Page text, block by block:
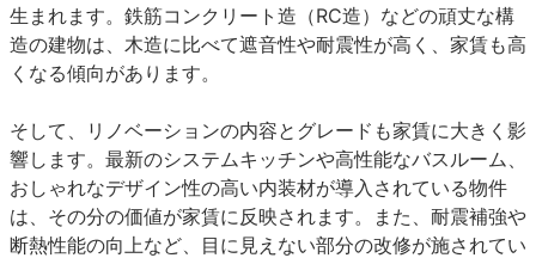
生まれます。鉄筋コンクリート造（RC造）などの頑丈な構
造の建物は、木造に比べて遮音性や耐震性が高く、家賃も高
くなる傾向があります。
そして、リノベーションの内容とグレード も家賃に大きく影
響します。最新のシステムキッチンや高性能なバスルーム、
おしゃれなデザイン性の高い内装材が導入されている物件
は、その分の価値が家賃に反映されます。また、耐震補強や
断熱性能の向上など、目に見えない部分の改修が施されてい